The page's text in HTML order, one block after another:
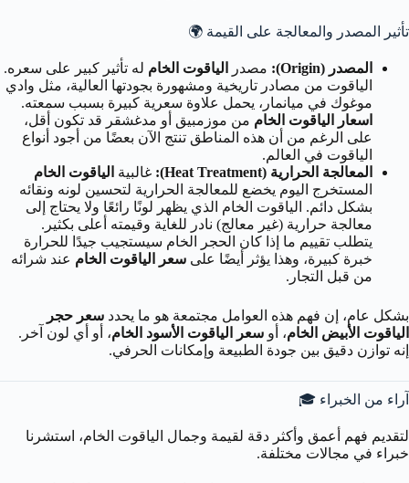
تأثير المصدر والمعالجة على القيمة 🌍
المصدر (Origin): مصدر الياقوت الخام له تأثير كبير على سعره.
الياقوت من مصادر تاريخية ومشهورة بجودتها العالية، مثل وادي
موغوك في ميانمار، يحمل علاوة سعرية كبيرة بسبب سمعته.
اسعار الياقوت الخام من موزمبيق أو مدغشقر قد تكون أقل،
على الرغم من أن هذه المناطق تنتج الآن بعضًا من أجود أنواع
الياقوت في العالم.
المعالجة الحرارية (Heat Treatment):
غالبية الياقوت الخام
المستخرج اليوم يخضع للمعالجة الحرارية لتحسين لونه ونقائه
بشكل دائم. الياقوت الخام الذي يظهر لونًا رائعًا ولا يحتاج إلى
معالجة حرارية (غير معالج) نادر للغاية وقيمته أعلى بكثير.
يتطلب تقييم ما إذا كان الحجر الخام سيستجيب جيدًا للحرارة
خبرة كبيرة، وهذا يؤثر أيضًا على سعر الياقوت الخام عند شرائه
من قبل التجار.
بشكل عام، إن فهم هذه العوامل مجتمعة هو ما يحدد سعر حجر
الياقوت الأبيض الخام، أو سعر الياقوت الأسود الخام، أو أي لون آخر.
إنه توازن دقيق بين جودة الطبيعة وإمكانات الحرفي.
آراء من الخبراء 🎓
لتقديم فهم أعمق وأكثر دقة لقيمة وجمال الياقوت الخام، استشرنا
خبراء في مجالات مختلفة.